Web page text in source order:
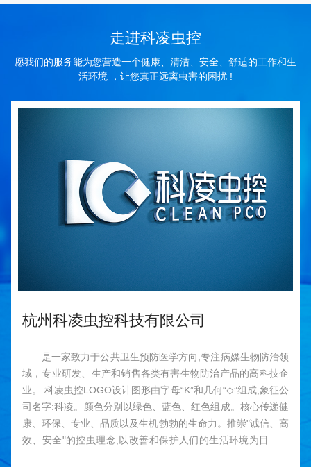
走进科凌虫控
愿我们的服务能为您营造一个健康、清洁、安全、舒适的工作和生
活环境 ，让您真正远离虫害的困扰 !
杭州科凌虫控科技有限公司
是一家致力于公共卫生预防医学方向,专注病媒生物防治领
域，专业研发、生产和销售各类有害生物防治产品的高科技企
业。 科凌虫控LOGO设计图形由字母“K”和几何“◇”组成,象征公
司名字:科凌。颜色分别以绿色、蓝色、红色组成。核心传递健
康、环保、专业、品质以及生机勃勃的生命力。推崇"诚信、高
效、安全"的控虫理念,以改善和保护人们的生活环境为目的，